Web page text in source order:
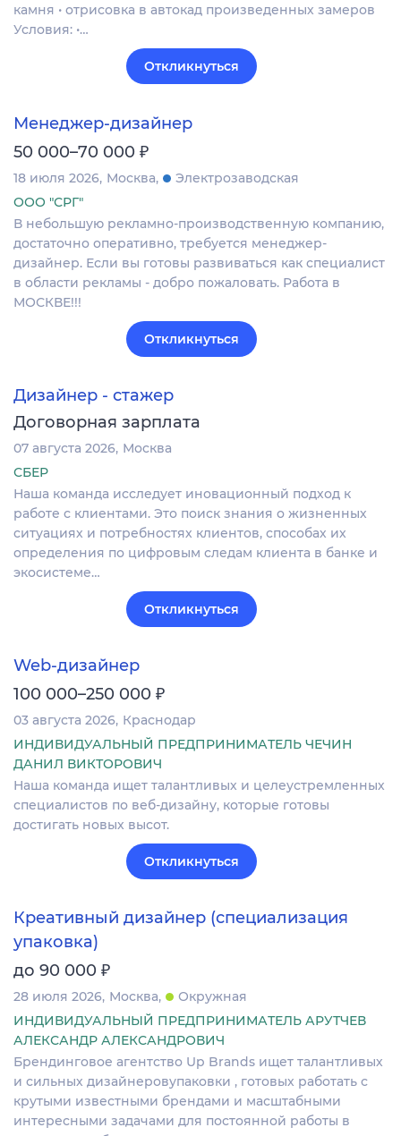
камня • отрисовка в автокад произведенных замеров
Условия: •…
Откликнуться
Менеджер-дизайнер
50 000–70 000 ₽
18 июля 2026 Москва
Электрозаводская
ООО "СРГ"
В небольшую рекламно-производственную компанию,
достаточно оперативно, требуется менеджер-
дизайнер. Если вы готовы развиваться как специалист
в области рекламы - добро пожаловать. Работа в
МОСКВЕ!!!
Откликнуться
Дизайнер - стажер
Договорная зарплата
07 августа 2026 Москва
СБЕР
Наша команда исследует иновационный подход к
работе с клиентами. Это поиск знания о жизненных
ситуациях и потребностях клиентов, способах их
определения по цифровым следам клиента в банке и
экосистеме…
Откликнуться
Web-дизайнер
100 000–250 000 ₽
03 августа 2026 Краснодар
ИНДИВИДУАЛЬНЫЙ ПРЕДПРИНИМАТЕЛЬ ЧЕЧИН
ДАНИЛ ВИКТОРОВИЧ
Наша команда ищет талантливых и целеустремленных
специалистов по веб-дизайну, которые готовы
достигать новых высот.
Откликнуться
Креативный дизайнер (специализация
упаковка)
до 90 000 ₽
28 июля 2026 Москва
Окружная
ИНДИВИДУАЛЬНЫЙ ПРЕДПРИНИМАТЕЛЬ АРУТЧЕВ
АЛЕКСАНДР АЛЕКСАНДРОВИЧ
Брендинговое агентство Up Brands ищет талантливых
и сильных дизайнеровупаковки , готовых работать с
крутыми известными брендами и масштабными
интересными задачами для постоянной работы в